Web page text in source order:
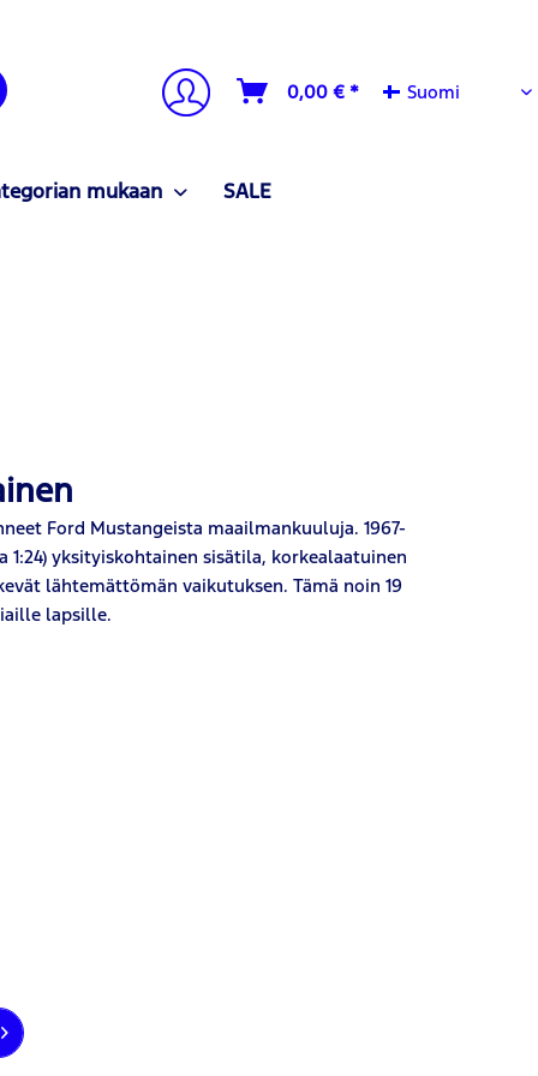
0,00 € * Suomi
Suomi
mukaan SALE
Ford Mustangeista maailmankuuluja. 1967-
yksityiskohtainen sisätila, korkealaatuinen
lähtemättömän vaikutuksen. Tämä noin 19
lapsille.